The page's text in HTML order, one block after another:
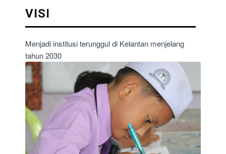
VISI
Menjadi institusi terunggul di Kelantan menjelang
tahun 2030